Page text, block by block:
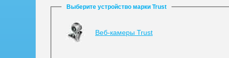
Выберите устройство марки Trust
Веб-камеры Trust